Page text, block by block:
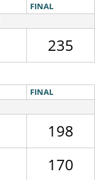
FINAL
235
FINAL
198
170